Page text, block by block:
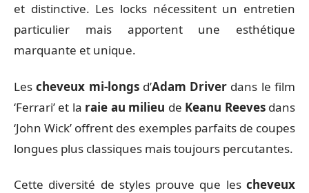
et distinctive. Les locks nécessitent un entretien
particulier mais apportent une esthétique
marquante et unique.
Lescheveux mi-longsd’Adam Driver dans le film
‘Ferrari’ et la raie au milieu de Keanu Reevesdans
‘John Wick’ offrent des exemples parfaits de coupes
longues plus classiques mais toujours percutantes.
Cette diversité de styles prouve que les cheveux